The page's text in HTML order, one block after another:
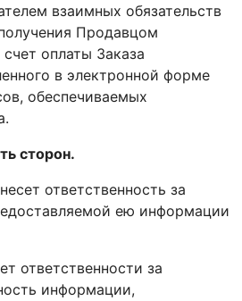
взаимных обязательств
Продавцом
оплаты Заказа
в электронной форме
обеспечиваемых
сторон.
ответственность за
ею информации
ответственности за
информации,